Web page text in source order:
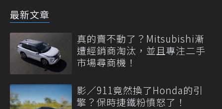
最新文章
真的賣不動了？Mitsubishi漸
遭經銷商淘汰，並且專注二手
市場尋商機！
影／911竟然換了Honda的引
擎？保時捷鐵粉憤怒了！